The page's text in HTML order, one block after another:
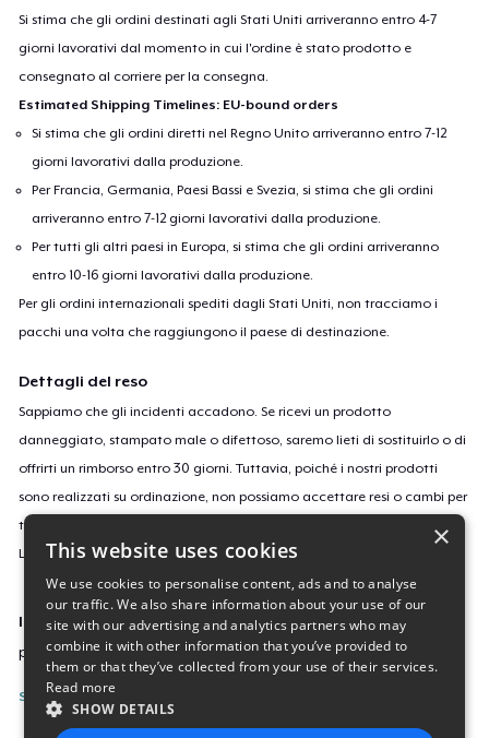
Si stima che gli ordini destinati agli Stati Uniti arriveranno entro 4-7
giorni lavorativi dal momento in cui l'ordine è stato prodotto e
consegnato al corriere per la consegna.
Estimated Shipping Timelines: EU-bound orders
Si stima che gli ordini diretti nel Regno Unito arriveranno entro 7-12
giorni lavorativi dalla produzione.
Per Francia, Germania, Paesi Bassi e Svezia, si stima che gli ordini
arriveranno entro 7-12 giorni lavorativi dalla produzione.
Per tutti gli altri paesi in Europa, si stima che gli ordini arriveranno
entro 10-16 giorni lavorativi dalla produzione.
Per gli ordini internazionali spediti dagli Stati Uniti, non tracciamo i
pacchi una volta che raggiungono il paese di destinazione.
Dettagli del reso
Sappiamo che gli incidenti accadono. Se ricevi un prodotto
danneggiato, stampato male o difettoso, saremo lieti di sostituirlo o di
offrirti un rimborso entro 30 giorni. Tuttavia, poiché i nostri prodotti
sono realizzati su ordinazione, non possiamo accettare resi o cambi per
taglie o colori errati o se cambi semplicemente idea.
Leggi
quiper saperne di più sulla nostra politica di reso.
ID campagne
psf-adventurepsf-adventure
Segnala questa inserzione
×
This website uses cookies
We use cookies to personalise content, ads and to analyse
our traffic. We also share information about your use of our
site with our advertising and analytics partners who may
combine it with other information that you’ve provided to
them or that they’ve collected from your use of their services.
Read more
SHOW DETAILS